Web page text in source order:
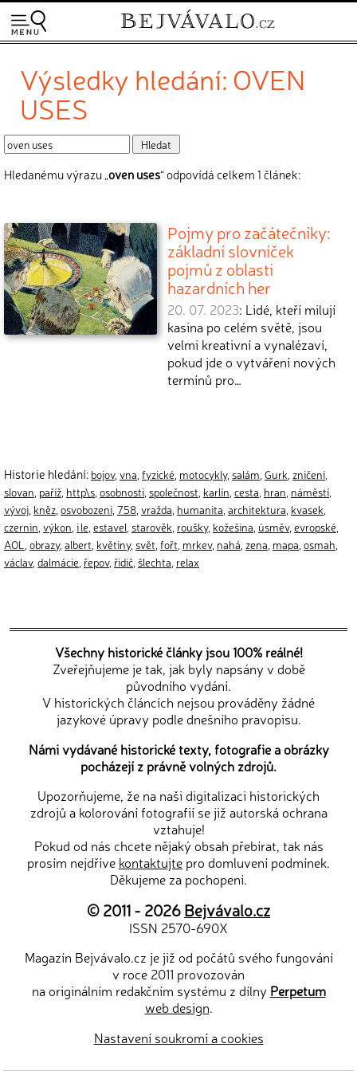
Výsledky hledání: OVEN
USES
Hledanému výrazu „oven uses“ odpovídá celkem 1 článek:
Pojmy pro začátečníky:
základní slovníček
pojmů z oblasti
hazardních her
20. 07. 2023: Lidé, kteří milují
kasina po celém světě, jsou
velmi kreativní a vynalézaví,
pokud jde o vytváření nových
termínů pro…
Historie hledání: bojov, vna fyzické motocykly, salám Gurk zničení
slovan paříž http\s osobnosti společnost karlín cesta hran náměstí
vývoj kněz osvobozeni 758 vražda humanita architektura kvasek
czernin výkon i le estavel starověk roušky, kožešina úsměv, evropské
AOL
obrazy, albert květiny, svět fořt mrkev, nahá zena mapa osmah
václav, dalmácie řepov, řidič šlechta relax
Všechny historické články jsou 100% reálné!
Zveřejňujeme je tak, jak byly napsány v době
původního vydání.
V historických článcích nejsou prováděny žádné
jazykové úpravy podle dnešního pravopisu.
Námi vydávané historické texty, fotografie a obrázky
pocházejí z právně volných zdrojů.
Upozorňujeme, že na naši digitalizaci historických
zdrojů a kolorování fotografií se již autorská ochrana
vztahuje!
Pokud od nás chcete nějaký obsah přebírat, tak nás
prosím nejdříve kontaktujte pro domluvení podmínek.
Děkujeme za pochopení.
© 2011 - 2026Bejvávalo.cz
ISSN 2570-690X
Magazín Bejvávalo.cz je již od počátů svého fungování
v roce 2011 provozován
na originálním redakčním systému z dílny Perpetum
web design.
Nastavení soukromí a cookies